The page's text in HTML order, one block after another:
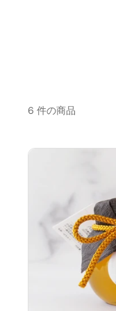
6 件の商品